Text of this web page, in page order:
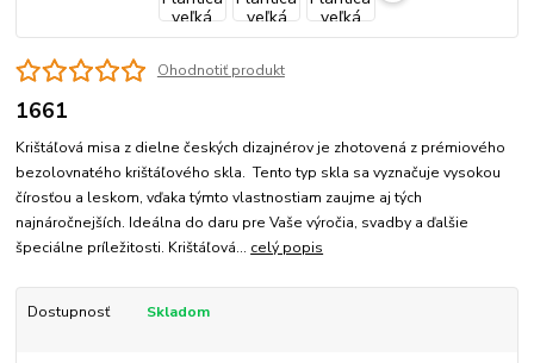
Ohodnotiť produkt
1661
Krištáľová misa z dielne českých dizajnérov je zhotovená z prémiového
bezolovnatého krištáľového skla. Tento typ skla sa vyznačuje vysokou
čírosťou a leskom, vďaka týmto vlastnostiam zaujme aj tých
najnáročnejších. Ideálna do daru pre Vaše výročia, svadby a ďalšie
špeciálne príležitosti. Krištáľová... celý popis
Dostupnosť Skladom